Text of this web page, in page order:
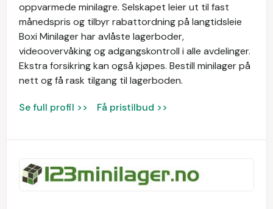
oppvarmede minilagre. Selskapet leier ut til fast
månedspris og tilbyr rabattordning på langtidsleie
Boxi Minilager har avlåste lagerboder,
videoovervåking og adgangskontroll i alle avdelinger.
Ekstra forsikring kan også kjøpes. Bestill minilager på
nett og få rask tilgang til lagerboden.
Se full profil >> Få pristilbud >>